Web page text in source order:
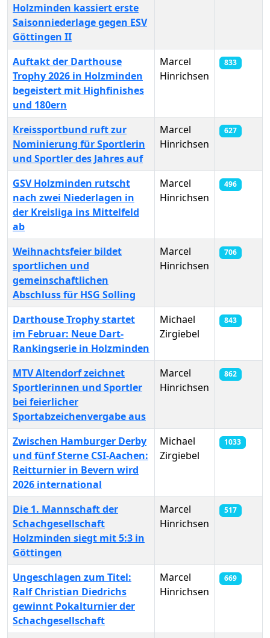
Holzminden kassiert erste
Saisonniederlage gegen ESV
Göttingen II
Auftakt der Darthouse
Trophy 2026 in Holzminden
begeistert mit Highfinishes
und 180ern
Marcel
Hinrichsen
833
Kreissportbund ruft zur
Nominierung für Sportlerin
und Sportler des Jahres auf
Marcel
Hinrichsen
627
GSV Holzminden rutscht
nach zwei Niederlagen in
der Kreisliga ins Mittelfeld
ab
Marcel
Hinrichsen
496
Weihnachtsfeier bildet
sportlichen und
gemeinschaftlichen
Abschluss für HSG Solling
Marcel
Hinrichsen
706
Darthouse Trophy startet
im Februar: Neue Dart-
Rankingserie in Holzminden
Michael
Zirgiebel
843
MTV Altendorf zeichnet
Sportlerinnen und Sportler
bei feierlicher
Sportabzeichenvergabe aus
Marcel
Hinrichsen
862
Zwischen Hamburger Derby
und fünf Sterne CSI-Aachen:
Reitturnier in Bevern wird
2026 international
Michael
Zirgiebel
1033
Die 1. Mannschaft der
Schachgesellschaft
Holzminden siegt mit 5:3 in
Göttingen
Marcel
Hinrichsen
517
Ungeschlagen zum Titel:
Ralf Christian Diedrichs
gewinnt Pokalturnier der
Schachgesellschaft
Marcel
Hinrichsen
669